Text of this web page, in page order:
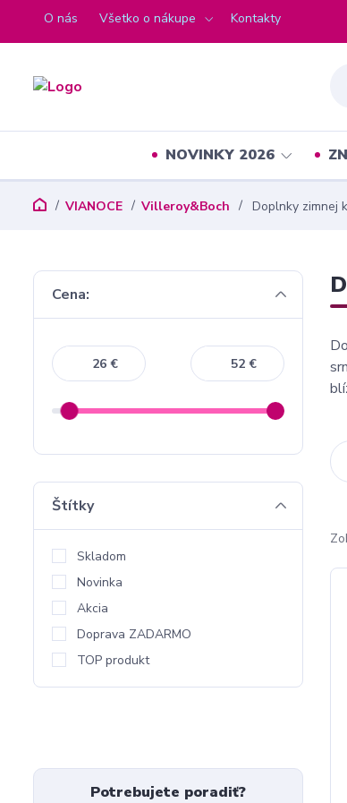
O nás Všetko o nákupe Kontakty
NOVINKY 2026
VIANOCE Villeroy&Boch Doplnky zimnej
Cena:
€ €
Štítky
Skladom
Novinka
Akcia
Doprava ZADARMO
TOP produkt
Potrebujete poradiť?